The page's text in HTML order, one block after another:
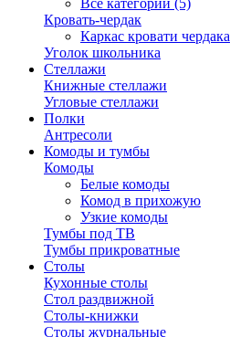
Все категории (5)
Кровать-чердак
Каркас кровати чердака
Уголок школьника
Стеллажи
Книжные стеллажи
Угловые стеллажи
Полки
Антресоли
Комоды и тумбы
Комоды
Белые комоды
Комод в прихожую
Узкие комоды
Тумбы под ТВ
Тумбы прикроватные
Столы
Кухонные столы
Стол раздвижной
Столы-книжки
Столы журнальные